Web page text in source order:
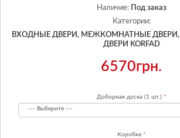
Наличие:
Под заказ
Категории:
ВХОДНЫЕ ДВЕРИ, МЕЖКОМНАТНЫЕ ДВЕРИ,
ДВЕРИ KORFAD
6570грн.
Доборная доска (1 шт.)
Коробка